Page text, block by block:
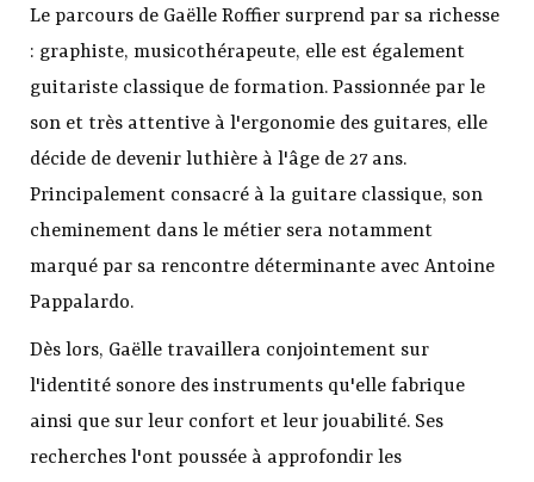
Le parcours de Gaëlle Roffier surprend par sa richesse
: graphiste, musicothérapeute, elle est également
guitariste classique de formation. Passionnée par le
son et très attentive à l'ergonomie des guitares, elle
décide de devenir luthière à l'âge de 27 ans.
Principalement consacré à la guitare classique, son
cheminement dans le métier sera notamment
marqué par sa rencontre déterminante avec Antoine
Pappalardo.
Dès lors, Gaëlle travaillera conjointement sur
l'identité sonore des instruments qu'elle fabrique
ainsi que sur leur confort et leur jouabilité. Ses
recherches l'ont poussée à approfondir les